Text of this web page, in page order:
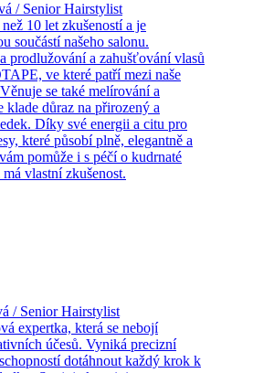
/ Senior Hairstylist
10 let zkušeností a je
součástí našeho salonu.
prodlužování a zahušťování vlasů
ve které patří mezi naše
se také melírování a
klade důraz na přirozený a
Díky své energii a citu pro
které působí plně, elegantně a
pomůže i s péčí o kudrnaté
vlastní zkušenost.
/ Senior Hairstylist
expertka, která se nebojí
účesů. Vyniká precizní
dotáhnout každý krok k